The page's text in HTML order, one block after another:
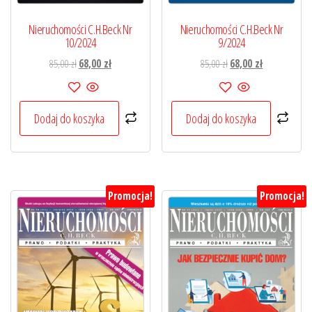
Nieruchomości C.H.Beck Nr
10/2024
85,00złPierwotna
cena
wynosiła:
85,00 zł.
68,00 złAktualna
68,00 zł.
Dodaj do koszyka
Nieruchomości C.H.Beck Nr
9/2024
85,00złPierwotna
cena
wynosiła:
85,00 zł.
68,00 złAktualna
68,00 zł.
Dodaj do koszyka
Promocja! Promocja!